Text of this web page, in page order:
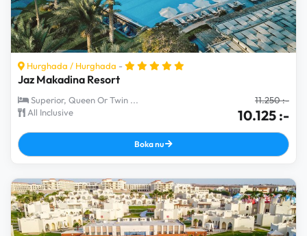
Hurghada / Hurghada -
Jaz Makadina Resort
Superior, Queen Or Twin ...
All Inclusive
11.250 :-
10.125 :-
Boka nu